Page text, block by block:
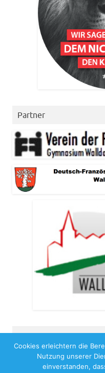
Partner
Copyright 2026
Impressum
Cookies erleichtern die
Nutzung unserer
einverstanden,